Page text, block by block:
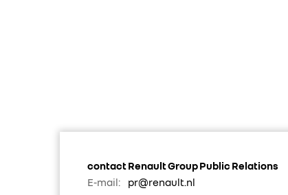
contact Renault Group Public Relations
E-mail:
pr@renault.nl